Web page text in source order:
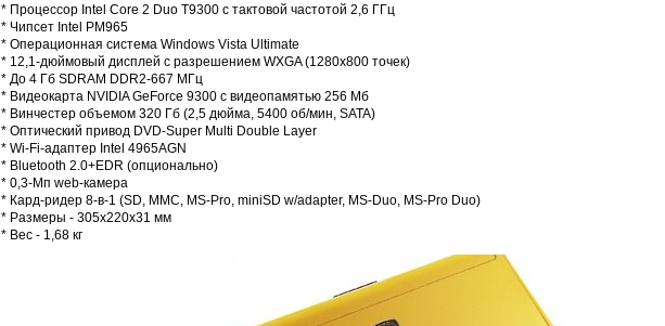
* Процессор Intel Core 2 Duo T9300 с тактовой частотой 2,6 ГГц
* Чипсет Intel PM965
* Операционная система Windows Vista Ultimate
* 12,1-дюймовый дисплей с разрешением WXGA (1280х800 точек)
* До 4 Гб SDRAM DDR2-667 МГц
* Видеокарта NVIDIA GeForce 9300 с видеопамятью 256 Мб
* Винчестер объемом 320 Гб (2,5 дюйма, 5400 об/мин, SATA)
* Оптический привод DVD-Super Multi Double Layer
* Wi-Fi-адаптер Intel 4965AGN
* Bluetooth 2.0+EDR (опционально)
* 0,3-Мп web-камера
* Кард-ридер 8-в-1 (SD, MMC, MS-Pro, miniSD w/adapter, MS-Duo, MS-Pro Duo)
* Размеры - 305x220x31 мм
* Вес - 1,68 кг